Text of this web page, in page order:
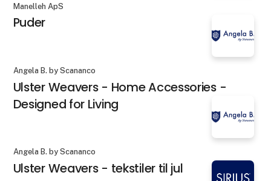
Manelleh ApS
Puder
Angela B. by Scananco
Ulster Weavers - Home Accessories -
Designed for Living
Angela B. by Scananco
Ulster Weavers - tekstiler til jul